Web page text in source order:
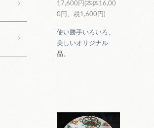
17,600円(本体16,00
0円、税1,600円)
使い勝手いろいろ、
美しいオリジナル
品。